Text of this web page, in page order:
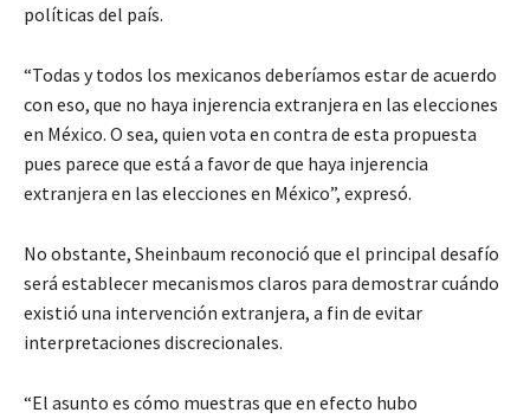
políticas del país.
“Todas y todos los mexicanos deberíamos estar de acuerdo
con eso, que no haya injerencia extranjera en las elecciones
en México. O sea, quien vota en contra de esta propuesta
pues parece que está a favor de que haya injerencia
extranjera en las elecciones en México”, expresó.
No obstante, Sheinbaum reconoció que el principal desafío
será establecer mecanismos claros para demostrar cuándo
existió una intervención extranjera, a fin de evitar
interpretaciones discrecionales.
“El asunto es cómo muestras que en efecto hubo